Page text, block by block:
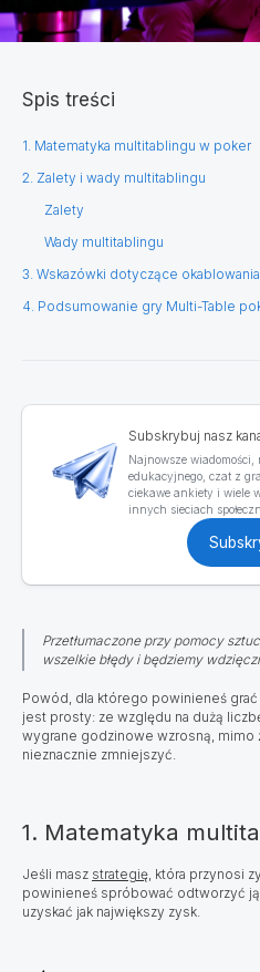
Spis treści
1. Matematyka multitablingu w poker
2. Zalety i wady multitablingu
Zalety
​​Wady multitablingu
3. Wskazówki dotyczące
4. Podsumowanie gry Multi-Table
Subskrybuj nasz
Najnowsze
edukacyjnego, czat z
ciekawe ankiety i wiele
innych sieciach
Przetłumaczone przy pomocy
wszelkie błędy i będziemy
Powód, dla którego powinieneś
jest prosty: ze względu na dużą
wygrane godzinowe wzrosną, mimo
nieznacznie zmniejszyć.
1. Matematyka
Jeśli masz strategię , która przynosi
powinieneś spróbować odtworzyć
uzyskać jak największy zysk.